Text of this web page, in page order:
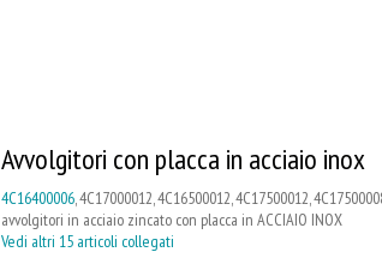
Avvolgitori con placca in acciaio inox
4C16400006, 4C17000012, 4C16500012, 4C17500012,
avvolgitori in acciaio zincato con placca in ACCIAIO INOX
Vedi altri 15 articoli collegati